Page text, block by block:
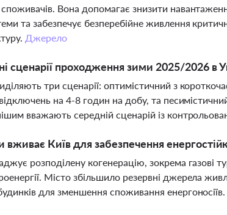
Вона допомагає знизити
та забезпечує безперебійне живлення
Джерело
сценарії проходження зими 2025/2026 в
три сценарії: оптимістичний з
на 4-8 годин на добу, та
вважають середній сценарій із
вживає Київ для забезпечення
розподілену когенерацію, зокрема газові
Місто збільшило резервні джерела
для зменшення споживання енергоносіїв.